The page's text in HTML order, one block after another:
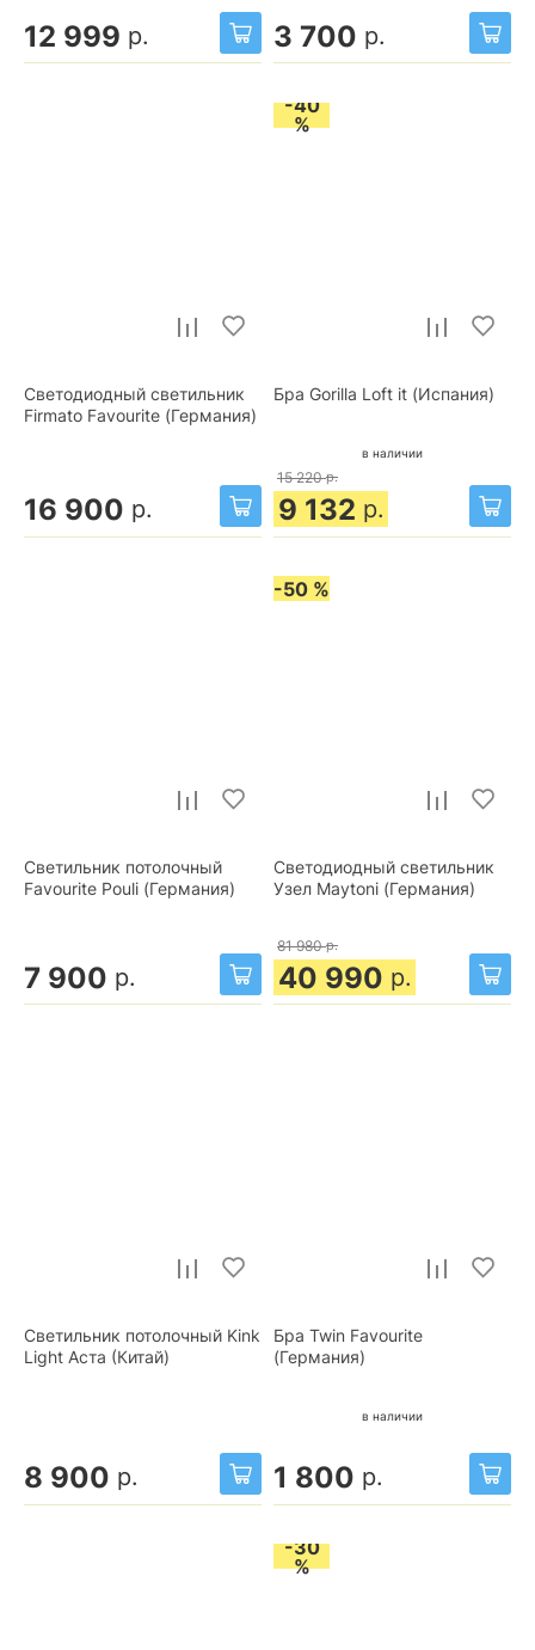
12 999 р. 3 700 р.
Светодиодный светильник
Firmato Favourite (Германия)
16 900 р.
-40
%
Бра Gorilla Loft it (Испания)
в наличии
15 220 р.
9 132 р.
Светильник потолочный
Favourite Pouli (Германия)
7 900 р.
-50 %
Светодиодный светильник
Узел Maytoni (Германия)
81 980 р.
40 990 р.
Светильник потолочный Kink
Light Аста (Китай)
8 900 р.
Бра Twin Favourite
(Германия)
в наличии
1 800 р.
-30
%